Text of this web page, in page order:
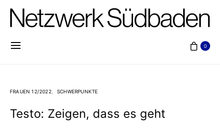
0
FRAUEN 12/2022 SCHWERPUNKTE
Testo: Zeigen, dass es geht